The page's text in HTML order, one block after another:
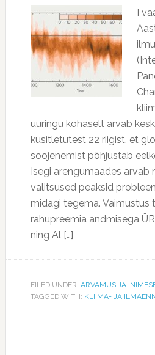
I
uuringu kohaselt arvab
küsitletutest 22 riigist, et
soojenemist põhjustab
Isegi arengumaades arvab
valitsused peaksid
midagi tegema. Vaimustus
rahupreemia andmisega
ning Al […]
FILED UNDER: ARVAMUS JA
TAGGED WITH: KLIIMA- JA